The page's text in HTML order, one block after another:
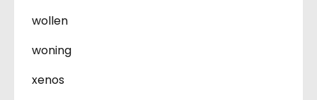
wollen
woning
xenos